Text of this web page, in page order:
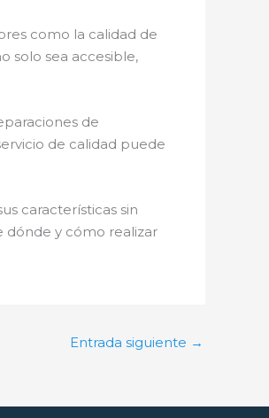
como la calidad de
solo sea accesible,
de
de calidad puede
características sin
dónde y cómo realizar
Entrada siguiente →